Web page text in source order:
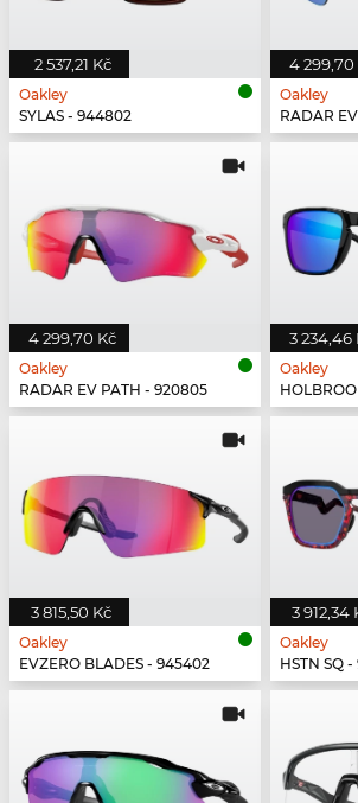
2 537,21 Kč
Oakley
SYLAS - 944802
4 299,70
Oakley
RADAR
4 299,70 Kč
Oakley
RADAR EV PATH - 920805
3 234,46
Oakley
3 815,50 Kč
Oakley
EVZERO BLADES - 945402
3 912,34
Oakley
HSTN SQ